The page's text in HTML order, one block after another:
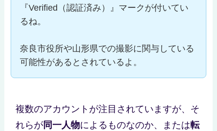
『Verified（認証済み）』マークが付いてい
るね。
奈良市役所や山形県での撮影に関与している
可能性があるとされているよ。
複数のアカウントが注目されていますが、そ
れらが同一人物によるものなのか、または転